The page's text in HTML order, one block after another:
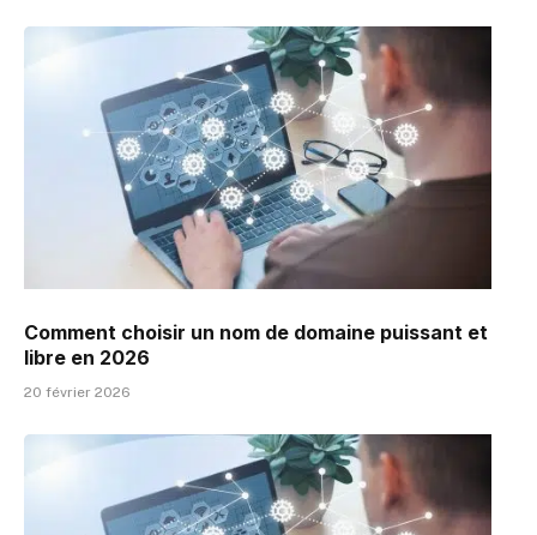
Comment choisir un nom de domaine puissant et
libre en 2026
20 février 2026